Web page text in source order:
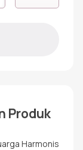
Produk
Harmonis